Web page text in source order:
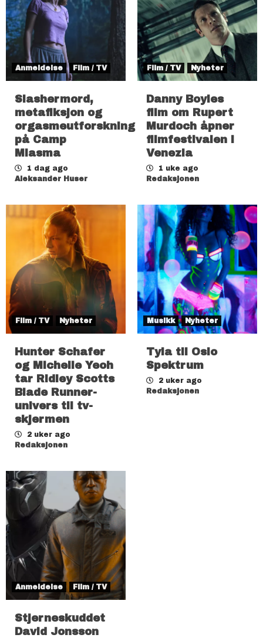
Anmeldelse Film / TV
Slashermord,
metafiksjon og
orgasmeutforskning
på Camp
Miasma
1 dag ago
Aleksander Huser
Film / TV Nyheter
Danny Boyles
film om Rupert
Murdoch åpner
filmfestivalen i
Venezia
1 uke ago
Redaksjonen
Film / TV Nyheter
Hunter Schafer
og Michelle Yeoh
tar Ridley Scotts
Blade Runner-
univers til tv-
skjermen
2 uker ago
Redaksjonen
Musikk Nyheter
Tyla til Oslo
Spektrum
2 uker ago
Redaksjonen
Anmeldelse Film / TV
Stjerneskuddet
David Jonsson